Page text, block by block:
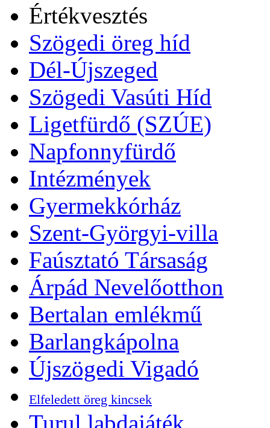
Értékvesztés
Szögedi öreg híd
Dél-Újszeged
Szögedi Vasúti Híd
Ligetfürdő (SZÚE)
Napfonnyfürdő
Intézmények
Gyermekkórház
Szent-Györgyi-villa
Faúsztató Társaság
Árpád Nevelőotthon
Bertalan emlékmű
Barlangkápolna
Újszögedi Vigadó
Elfeledett öreg kincsek